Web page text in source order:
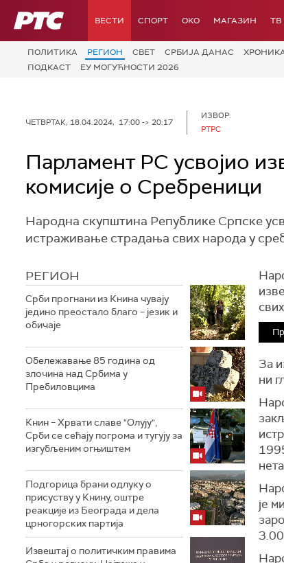
РТС ВЕСТИ СПОРТ OKO МАГАЗИН ТВ
ПОЛИТИКА РЕГИОН СВЕТ СРБИЈА ДАНАС
ПОДКАСТ
ЕУ МОГУЋНОСТИ 2026
ЧЕТВРТАК, 18.04.2024, 17:00 -> 20:17
ИЗВОР:
РТРС
Парламент РС усвојио
комисије о Сребреници
Народна скупштина Републике Српске
истраживање страдања свих народа у
РЕГИОН
Срби прогнани из Книна чувају
једино преостало благо – језик и
обичаје
Обележавање 85 година од
злочина над Србима у
Пребиловцима
Книн – Хрвати славе "Олују",
Срби се сећају погрома и тугују за
изгубљеним огњиштем
Подгорица брани одлуку о
присуству у Книну, оштре
реакције из Београда и дела
црногорских партија
Извештај о политичким правима
За
ни
је